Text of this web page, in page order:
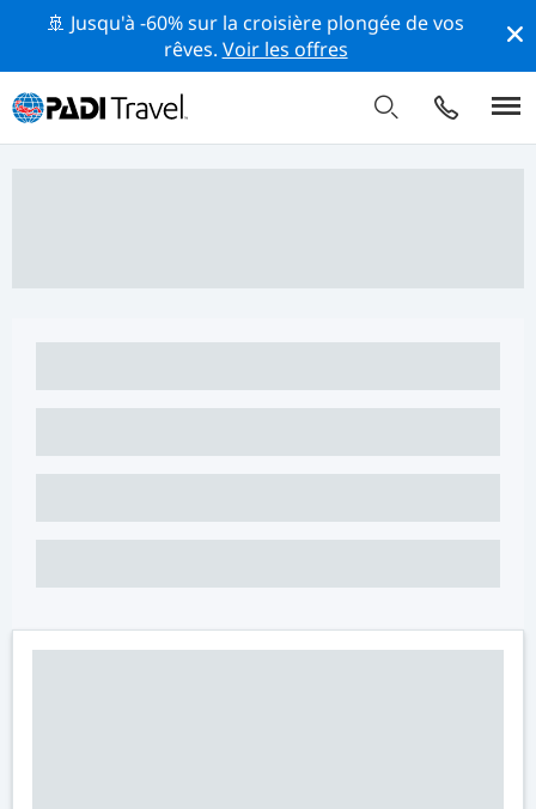
🚢 Jusqu'à -60% sur la croisière plongée de vos
rêves. Voir les offres